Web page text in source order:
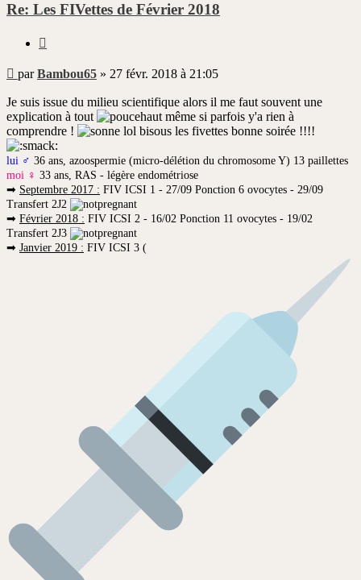
Re: Les FIVettes de Février 2018
Message
non
lu
parBambou65 » 27 févr. 2018 à 21:05
Je suis issue du milieu scientifique alors il me faut souvent une
explication à tout
même si parfois y'a rien à
comprendre !
lol bisous les fivettes bonne soirée !!!!
lui ♂ 36 ans, azoospermie (micro-délétion du chromosome Y) 13 paillettes
moi ♀ 33 ans, RAS - légère endométriose
➡ Septembre 2017 : FIV ICSI 1 - 27/09 Ponction 6 ovocytes - 29/09
Transfert 2J2
➡ Février 2018 : FIV ICSI 2 - 16/02 Ponction 11 ovocytes - 19/02
Transfert 2J3
➡ Janvier 2019 : FIV ICSI 3 (